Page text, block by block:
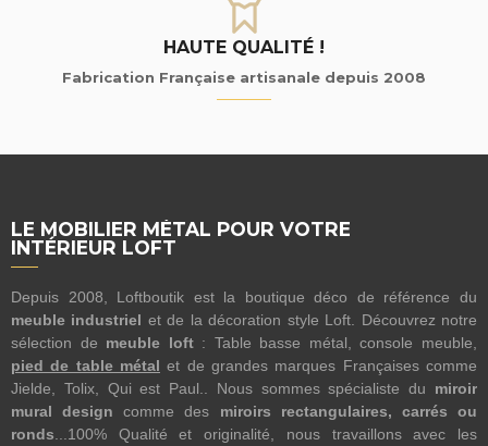
HAUTE QUALITÉ !
Fabrication Française artisanale depuis 2008
LE MOBILIER MÉTAL POUR VOTRE
INTÉRIEUR LOFT
Depuis 2008, Loftboutik est la boutique déco de référence du
meuble industriel et de la décoration style Loft. Découvrez notre
sélection de meuble loft: Table basse métal, console meuble,
pied de table métal et de grandes marques Françaises comme
Jielde, Tolix, Qui est Paul.. Nous sommes spécialiste du miroir
mural design comme des miroirs rectangulaires, carrés ou
ronds ...100% Qualité et originalité, nous travaillons avec les